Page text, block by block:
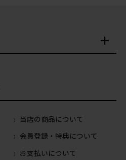
当店の商品について
会員登録・特典について
お支払いについて